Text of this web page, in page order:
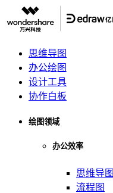
思维导图
办公绘图
设计工具
协作白板
绘图领域
办公效率
思维导图
流程图